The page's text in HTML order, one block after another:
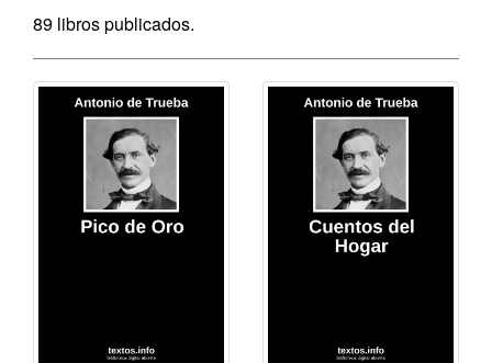
89 libros publicados.